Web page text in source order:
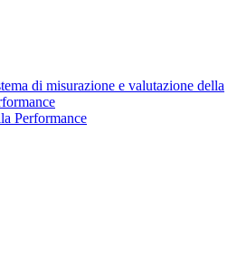
di misurazione e valutazione della
Performance